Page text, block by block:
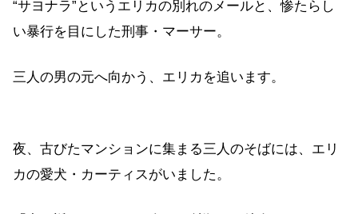
“サヨナラ”というエリカの別れのメールと、惨たらし
い暴行を目にした刑事・マーサー。
三人の男の元へ向かう、エリカを追います。
夜、古びたマンションに集まる三人のそばには、エリ
カの愛犬・カーティスがいました。